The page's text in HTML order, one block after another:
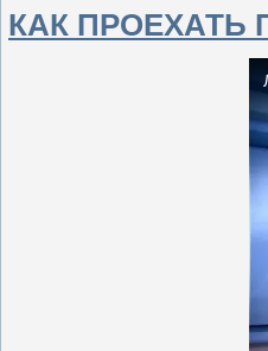
КАК ПРОЕХАТЬ